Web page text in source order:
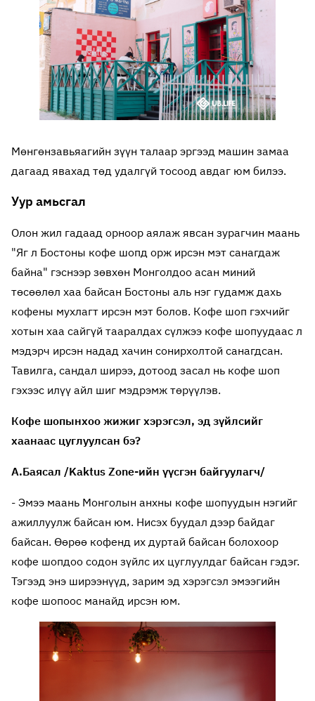
Мөнгөнзавьяагийн зүүн талаар эргээд машин замаа
дагаад явахад төд удалгүй тосоод авдаг юм билээ.
Уур амьсгал
Олон жил гадаад орноор аялаж явсан зурагчин маань
"Яг л Бостоны кофе шопд орж ирсэн мэт санагдаж
байна" гэснээр зөвхөн Монголдоо асан миний
төсөөлөл хаа байсан Бостоны аль нэг гудамж дахь
кофены мухлагт ирсэн мэт болов. Кофе шоп гэхчийг
хотын хаа сайгүй тааралдах сүлжээ кофе шопуудаас л
мэдэрч ирсэн надад хачин сонирхолтой санагдсан.
Тавилга, сандал ширээ, дотоод засал нь кофе шоп
гэхээс илүү айл шиг мэдрэмж төрүүлэв.
Кофе шопынхоо жижиг хэрэгсэл, эд зүйлсийг
хаанаас цуглуулсан бэ?
А.Баясал /Kaktus Zone-ийн үүсгэн байгуулагч/
- Эмээ маань Монголын анхны кофе шопуудын нэгийг
ажиллуулж байсан юм. Нисэх буудал дээр байдаг
байсан. Өөрөө кофенд их дуртай байсан болохоор
кофе шопдоо содон зүйлс их цуглуулдаг байсан гэдэг.
Тэгээд энэ ширээнүүд, зарим эд хэрэгсэл эмээгийн
кофе шопоос манайд ирсэн юм.